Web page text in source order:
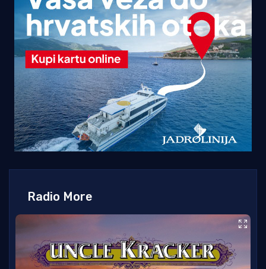
Radio More